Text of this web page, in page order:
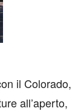
il Colorado,
all’aperto,